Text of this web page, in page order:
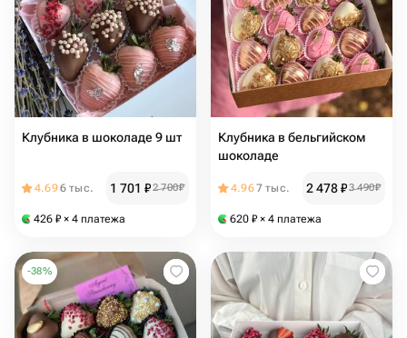
Клубника в шоколаде 9 шт
4.696 тыс. 1 701 ₽2 700₽
426 ₽ × 4 платежа
Клубника в бельгийском
шоколаде
4.967 тыс. 2 478₽3 490₽
620 ₽ × 4 платежа
-38%